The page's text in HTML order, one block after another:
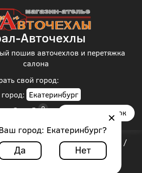
свой город:
Екатеринбург
город: Екатеринбург?
Да Нет
Авточехлы
пошив авточехлов и перетяжка
салона
Заказать звонок
чехлов / / Kia Carnival
/
жаккард серая коса